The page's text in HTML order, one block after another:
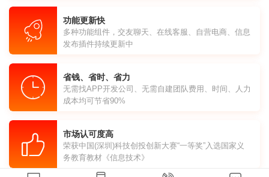
功能更新快
多种功能组件，交友聊天、在线客服、自营电商、信息
发布插件持续更新中
省钱、省时、省力
无需找APP开发公司、无需自建团队费用、时间、人力
成本均可节省90%
市场认可度高
荣获中国(深圳)科技创投创新大赛“一等奖”入选国家义
务教育教材《信息技术》